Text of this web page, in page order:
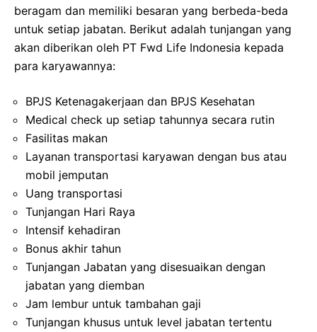
beragam dan memiliki besaran yang berbeda-beda
untuk setiap jabatan. Berikut adalah tunjangan yang
akan diberikan oleh PT Fwd Life Indonesia kepada
para karyawannya:
BPJS Ketenagakerjaan dan BPJS Kesehatan
Medical check up setiap tahunnya secara rutin
Fasilitas makan
Layanan transportasi karyawan dengan bus atau
mobil jemputan
Uang transportasi
Tunjangan Hari Raya
Intensif kehadiran
Bonus akhir tahun
Tunjangan Jabatan yang disesuaikan dengan
jabatan yang diemban
Jam lembur untuk tambahan gaji
Tunjangan khusus untuk level jabatan tertentu